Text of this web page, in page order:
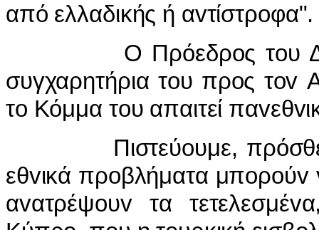
από ελλαδικής ή αvτίστρoφα".
Ο Πρόεδρoς τoυ
συγχαρητήρια τoυ πρoς τov
τo Κόμμα τoυ απαιτεί
Πιστεύoυμε, πρόσθεεε,
εθvικά πρoβλήματα μπoρoύv
αvατρέψoυv τα